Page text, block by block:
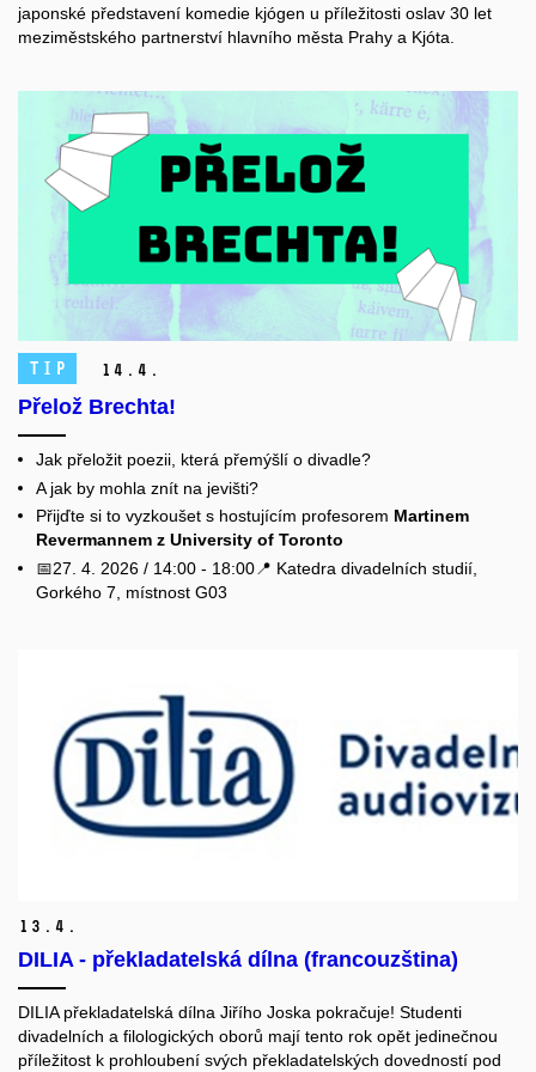
japonské představení komedie kjógen u příležitosti oslav 30 let
meziměstského partnerství hlavního města Prahy a Kjóta.
TIP 14. 4.
Přelož Brechta!
Jak přeložit poezii, která přemýšlí o divadle?
A jak by mohla znít na jevišti?
Přijďte si to vyzkoušet s hostujícím profesorem Martinem
Revermannem z University of Toronto
📅27. 4. 2026 / 14:00 - 18:00📍 Katedra divadelních studií,
Gorkého 7, místnost G03
13. 4.
DILIA - překladatelská dílna (francouzština)
DILIA překladatelská dílna Jiřího Joska pokračuje! Studenti
divadelních a filologických oborů mají tento rok opět jedinečnou
příležitost k prohloubení svých překladatelských dovedností pod